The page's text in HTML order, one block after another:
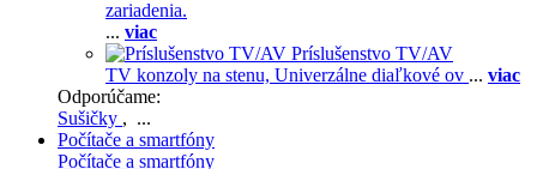
zariadenia.
... viac
Príslušenstvo TV/AV
TV konzoly na stenu, Univerzálne diaľkové ov ... viac
Odporúčame:
Sušičky , ...
Počítače a smartfóny
Počítače a smartfóny